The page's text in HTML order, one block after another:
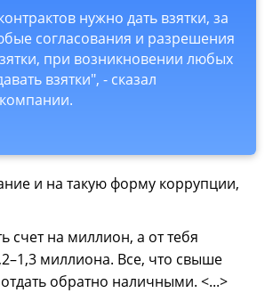
нужно дать взятки, за
согласования и разрешения
при возникновении любых
взятки", - сказал
и на такую форму коррупции,
счет на миллион, а от тебя
миллиона. Все, что свыше
обратно наличными. <...>